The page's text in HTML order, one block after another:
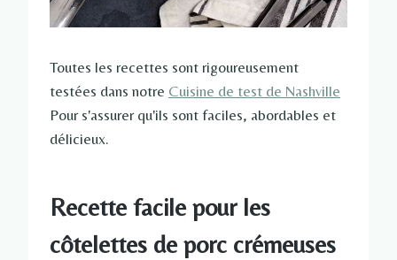
Toutes les recettes sont rigoureusement
testées dans notre Cuisine de test de Nashville
Pour s'assurer qu'ils sont faciles, abordables et
délicieux.
Recette facile pour les
côtelettes de porc crémeuses